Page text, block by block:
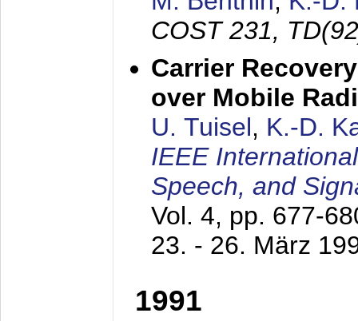
COST 231,
Carrier
over Mobile
U. Tuisel, K.-D.
IEEE
Speech, and
Vol. 4, pp. 677-
23. - 26. März
1991